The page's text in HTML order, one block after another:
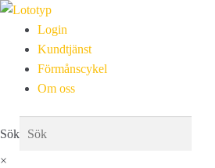
Login
Kundtjänst
Förmånscykel
Om oss
Sök
×